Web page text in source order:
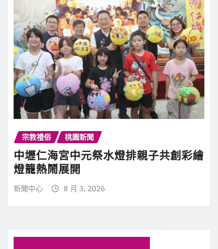
宗教禮俗 桃園新聞
中壢仁海宮中元祭水燈排親子共創彩繪
燈籠熱鬧展開
新聞中心 8 月 3, 2026